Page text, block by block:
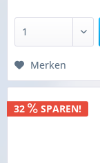
Merken
32 SPAREN!